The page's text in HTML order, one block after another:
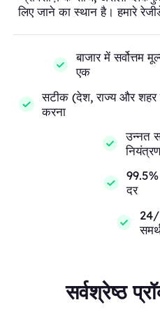
लिए जाने का स्थान है। हमारे
बाजार में सर्वोत्तम
एक
सटीक (देश, राज्य और शहर
करना
उन्नत
नियंत्रण
दर
सर्वश्रेष्ठ